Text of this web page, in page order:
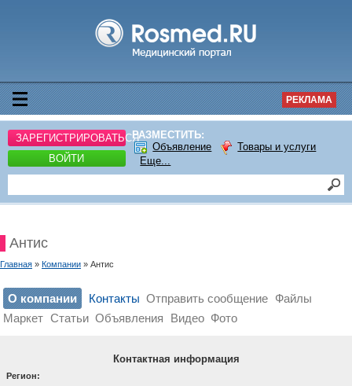
РЕКЛАМА
ЗАРЕГИСТРИРОВАТЬСЯ
ВОЙТИ
РАЗМЕСТИТЬ:
Объявление
Товары и услуги
Еще...
Антис
Главная » Компании » Антис
О компании Контакты Отправить сообщение Файлы
Маркет Статьи Объявления Видео Фото
Контактная информация
Регион: